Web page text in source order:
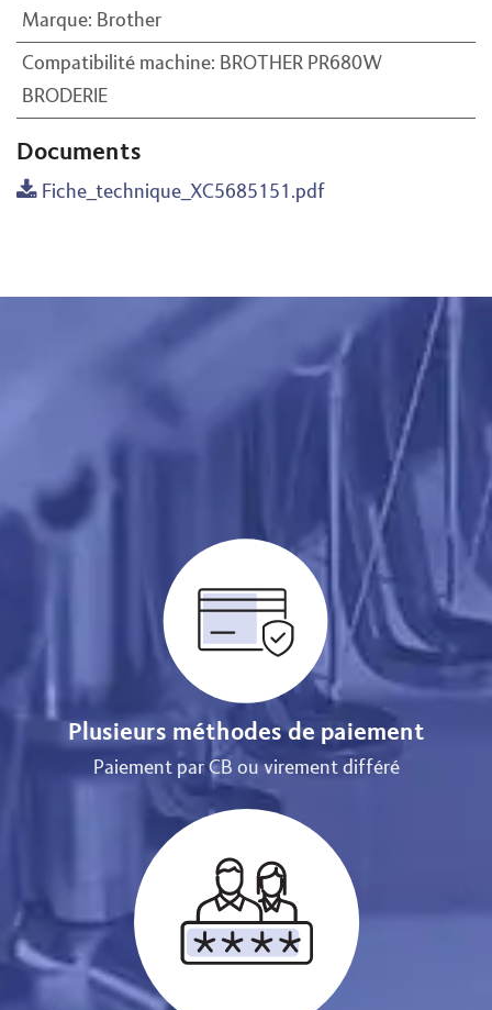
Marque: Brother
Compatibilité machine: BROTHER PR680W
BRODERIE
Documents
Fiche_technique_XC5685151.pdf
Plusieurs méthodes de paiement
Paiement par CB ou virement différé